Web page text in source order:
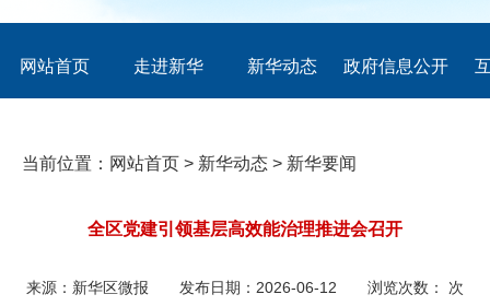
网站首页 走进新华 新华动态 政府信息公开
当前位置： 网站首页 > 新华动态 > 新华要闻
全区党建引领基层高效能治理推进会召开
来源： 新华区微报 发布日期： 2026-06-12 浏览次数： 次